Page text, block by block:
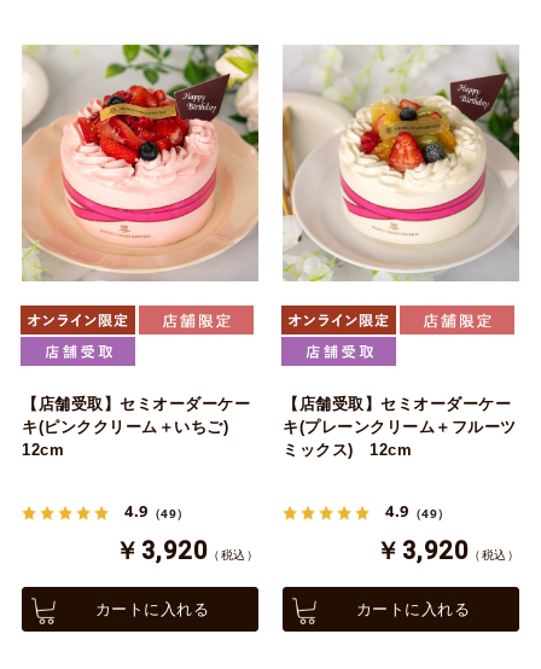
【店舗受取】セミオーダーケー
キ(ピンククリーム＋いちご)
12cm
4.9 （49）
￥3,920 （税込）
カートに入れる
【店舗受取】セミオーダーケー
キ(プレーンクリーム＋フルーツ
ミックス) 12cm
4.9 （49）
￥3,920 （税込）
カートに入れる